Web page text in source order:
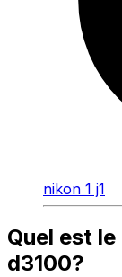
nikon 1 j1
Quel est
d3100?